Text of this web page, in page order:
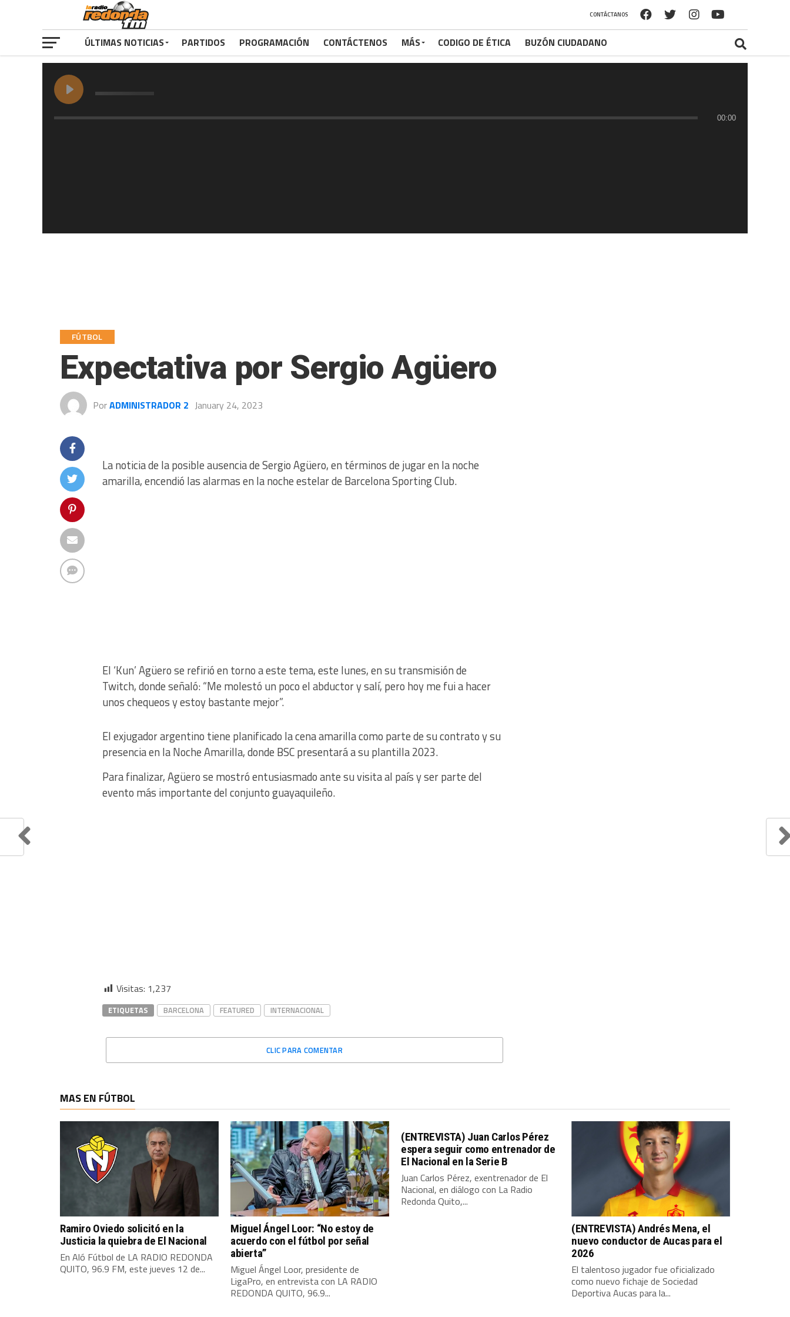
00:00
CONTÁCTANOS
ÚLTIMAS NOTICIAS PARTIDOS PROGRAMACIÓN CONTÁCTENOS MÁS CODIGO DE ÉTICA BUZÓN CIUDADANO
FÚTBOL
Expectativa por Sergio Agüero
PorADMINISTRADOR 2 January 24, 2023
La noticia de la posible ausencia de Sergio Agüero, en términos de jugar en la noche
amarilla, encendió las alarmas en la noche estelar de Barcelona Sporting Club.
El ‘Kun’ Agüero se refirió en torno a este tema, este lunes, en su transmisión de
Twitch, donde señaló: “Me molestó un poco el abductor y salí, pero hoy me fui a hacer
unos chequeos y estoy bastante mejor”.
El exjugador argentino tiene planificado la cena amarilla como parte de su contrato y su
presencia en la Noche Amarilla, donde BSC presentará a su plantilla 2023.
Para finalizar, Agüero se mostró entusiasmado ante su visita al país y ser parte del
evento más importante del conjunto guayaquileño.
Visitas: 1,237
ETIQUETAS BARCELONA FEATURED INTERNACIONAL
CLIC PARA COMENTAR
MAS EN FÚTBOL
Ramiro Oviedo solicitó en la
Justicia la quiebra de El Nacional
En Aló Fútbol de LA RADIO REDONDA
QUITO, 96.9 FM, este jueves 12 de...
Miguel Ángel Loor: “No estoy de
acuerdo con el fútbol por señal
abierta”
Miguel Ángel Loor, presidente de
LigaPro, en entrevista con LA RADIO
REDONDA QUITO, 96.9...
(ENTREVISTA) Juan Carlos Pérez
espera seguir como entrenador de
El Nacional en la Serie B
Juan Carlos Pérez, exentrenador de El
Nacional, en diálogo con La Radio
Redonda Quito,...
(ENTREVISTA) Andrés Mena, el
nuevo conductor de Aucas para el
2026
El talentoso jugador fue oficializado
como nuevo fichaje de Sociedad
Deportiva Aucas para la...